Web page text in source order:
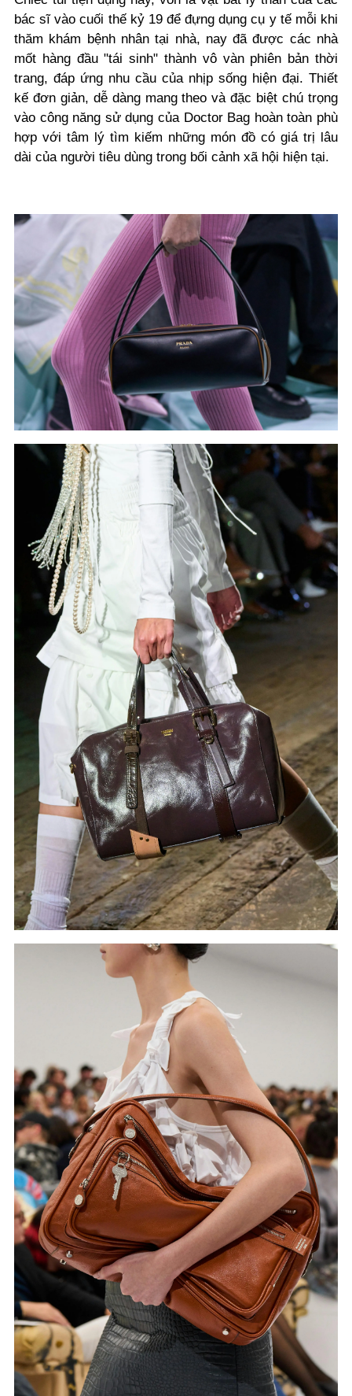
bác sĩ vào cuối thế kỷ 19 để đựng dụng cụ y tế mỗi khi
thăm khám bệnh nhân tại nhà, nay đã được các nhà
mốt hàng đầu "tái sinh" thành vô vàn phiên bản thời
trang, đáp ứng nhu cầu của nhịp sống hiện đại. Thiết
kế đơn giản, dễ dàng mang theo và đặc biệt chú trọng
vào công năng sử dụng của Doctor Bag hoàn toàn phù
hợp với tâm lý tìm kiếm những món đồ có giá trị lâu
dài của người tiêu dùng trong bối cảnh xã hội hiện tại.